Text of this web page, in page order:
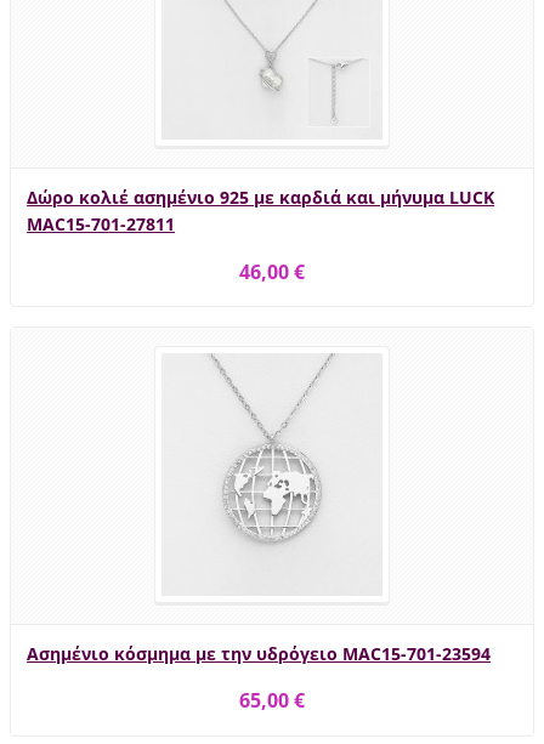
Δώρο κολιέ ασημένιο 925 με καρδιά και μήνυμα LUCK
MAC15-701-27811
46,00 €
Ασημένιο κόσμημα με την υδρόγειο MAC15-701-23594
65,00 €